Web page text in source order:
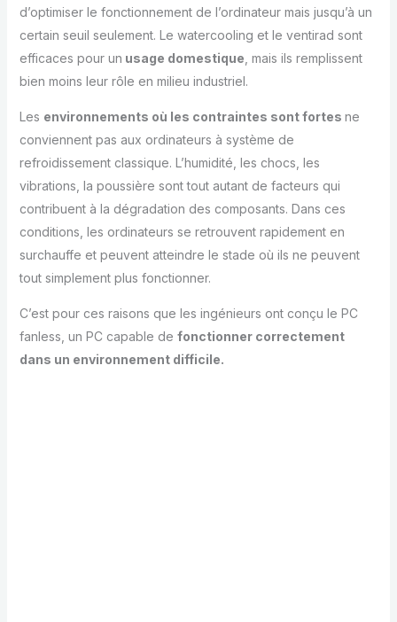
d’optimiser le fonctionnement de l’ordinateur mais jusqu’à un
certain seuil seulement. Le watercooling et le ventirad sont
efficaces pour un usage domestique , mais ils remplissent
bien moins leur rôle en milieu industriel.
Les environnements où les contraintes sont fortes ne
conviennent pas aux ordinateurs à système de
refroidissement classique. L’humidité, les chocs, les
vibrations, la poussière sont tout autant de facteurs qui
contribuent à la dégradation des composants. Dans ces
conditions, les ordinateurs se retrouvent rapidement en
surchauffe et peuvent atteindre le stade où ils ne peuvent
tout simplement plus fonctionner.
C’est pour ces raisons que les ingénieurs ont conçu le PC
fanless, un PC capable de fonctionner correctement
dans un environnement difficile.